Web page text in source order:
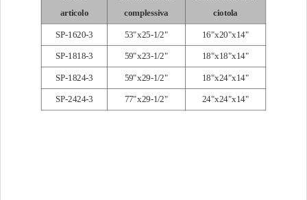
articolo complessiva ciotola
SP-1620-3 53"x25-1/2" 16"x20"x14"
SP-1818-3 59"x23-1/2" 18"x18"x14"
SP-1824-3 59"x29-1/2" 18"x24"x14"
SP-2424-3 77"x29-1/2" 24"x24"x14"